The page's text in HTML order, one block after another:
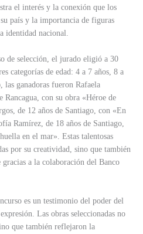
el interés y la conexión que los
país y la importancia de figuras
identidad nacional.
de selección, el jurado eligió a 30
categorías de edad: 4 a 7 años, 8 a
las ganadoras fueron Rafaela
Rancagua, con su obra «Héroe de
de 12 años de Santiago, con «En
Ramírez, de 18 años de Santiago,
en el mar». Estas talentosas
por su creatividad, sino que también
a la colaboración del Banco
es un testimonio del poder del
Las obras seleccionadas no
que también reflejaron la